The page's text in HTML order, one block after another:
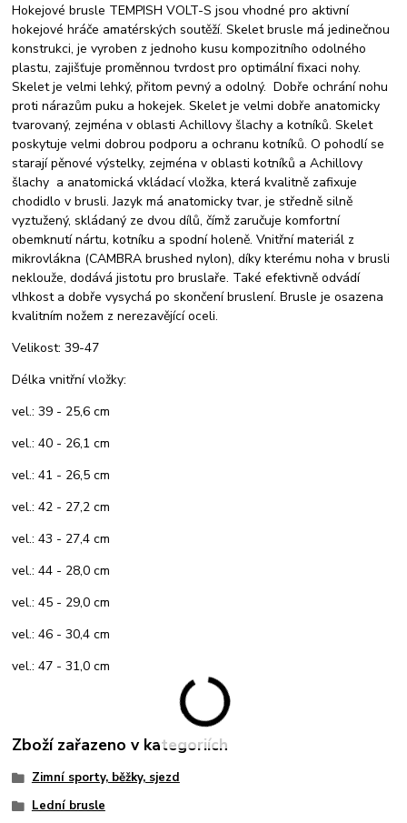
Hokejové brusle TEMPISH VOLT-S jsou vhodné pro aktivní
hokejové hráče amatérských soutěží. Skelet brusle má jedinečnou
konstrukci, je vyroben z jednoho kusu kompozitního odolného
plastu, zajišťuje proměnnou tvrdost pro optimální fixaci nohy.
Skelet je velmi lehký, přitom pevný a odolný. Dobře ochrání nohu
proti nárazům puku a hokejek. Skelet je velmi dobře anatomicky
tvarovaný, zejména v oblasti Achillovy šlachy a kotníků. Skelet
poskytuje velmi dobrou podporu a ochranu kotníků. O pohodlí se
starají pěnové výstelky, zejména v oblasti kotníků a Achillovy
šlachy a anatomická vkládací vložka, která kvalitně zafixuje
chodidlo v brusli. Jazyk má anatomicky tvar, je středně silně
vyztužený, skládaný ze dvou dílů, čímž zaručuje komfortní
obemknutí nártu, kotníku a spodní holeně. Vnitřní materiál z
mikrovlákna (CAMBRA brushed nylon), díky kterému noha v brusli
neklouže, dodává jistotu pro bruslaře. Také efektivně odvádí
vlhkost a dobře vysychá po skončení bruslení. Brusle je osazena
kvalitním nožem z nerezavějící oceli.
Velikost: 39-47
Délka vnitřní vložky:
vel.: 39 - 25,6 cm
vel.: 40 - 26,1 cm
vel.: 41 - 26,5 cm
vel.: 42 - 27,2 cm
vel.: 43 - 27,4 cm
vel.: 44 - 28,0 cm
vel.: 45 - 29,0 cm
vel.: 46 - 30,4 cm
vel.: 47 - 31,0 cm
Zboží zařazeno v kategoriích
Zimní sporty, běžky, sjezd
Lední brusle